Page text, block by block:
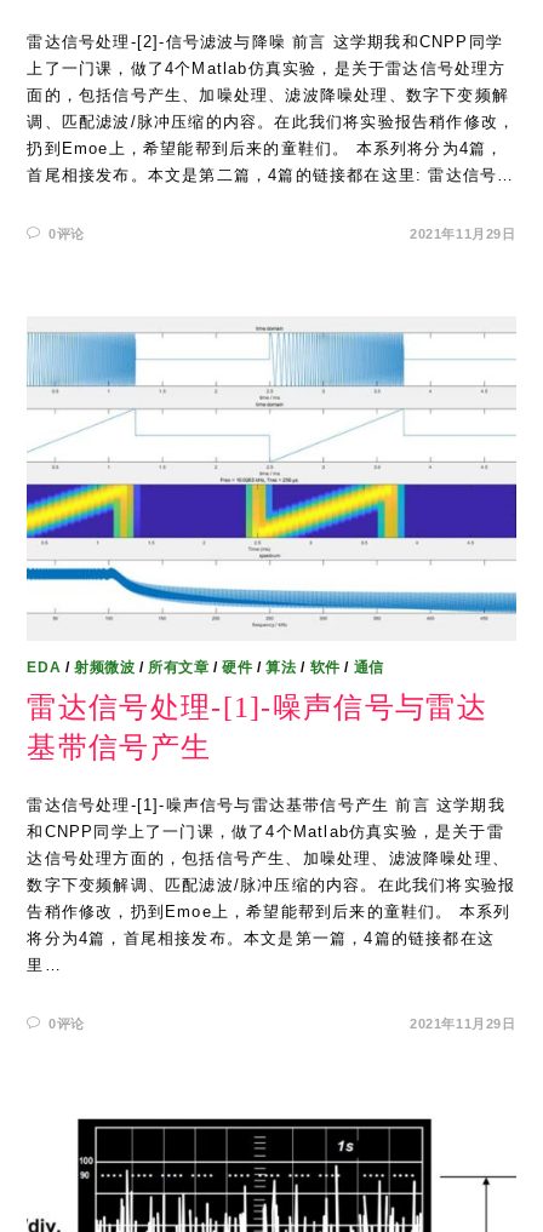
雷达信号处理-[2]-信号滤波与降噪 前言 这学期我和CNPP同学
上了一门课，做了4个Matlab仿真实验，是关于雷达信号处理方
面的，包括信号产生、加噪处理、滤波降噪处理、数字下变频解
调、匹配滤波/脉冲压缩的内容。在此我们将实验报告稍作修改，
扔到Emoe上，希望能帮到后来的童鞋们。 本系列将分为4篇，
首尾相接发布。本文是第二篇，4篇的链接都在这里: 雷达信号…
0评论 2021年11月29日
EDA /射频微波 / 所有文章 /硬件 /算法 / 软件 / 通信
雷达信号处理-[1]-噪声信号与雷达
基带信号产生
雷达信号处理-[1]-噪声信号与雷达基带信号产生 前言 这学期我
和CNPP同学上了一门课，做了4个Matlab仿真实验，是关于雷
达信号处理方面的，包括信号产生、加噪处理、滤波降噪处理、
数字下变频解调、匹配滤波/脉冲压缩的内容。在此我们将实验报
告稍作修改，扔到Emoe上，希望能帮到后来的童鞋们。 本系列
将分为4篇，首尾相接发布。本文是第一篇，4篇的链接都在这
里…
0评论 2021年11月29日